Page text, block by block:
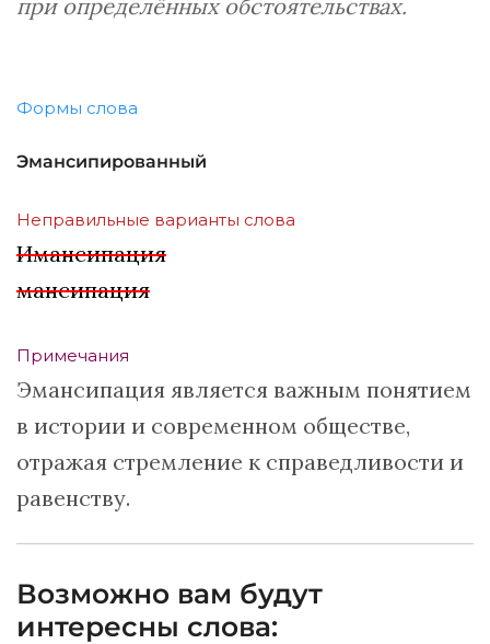
при определённых обстоятельствах.
Формы слова
Эмансипированный
Неправильные варианты слова
Имансипация
мансипация
Примечания
Эмансипация является важным понятием
в истории и современном обществе,
отражая стремление к справедливости и
равенству.
Возможно вам будут
интересны слова: